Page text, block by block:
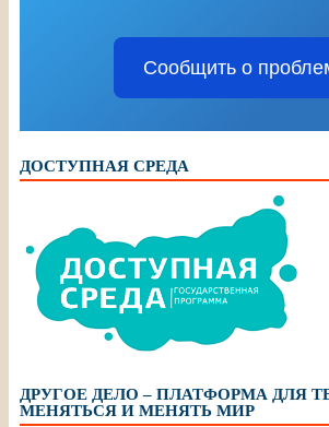
Сообщить о
ДОСТУПНАЯ СРЕДА
ДРУГОЕ ДЕЛО – ПЛАТФОРМА ДЛЯ
МЕНЯТЬСЯ И МЕНЯТЬ МИР